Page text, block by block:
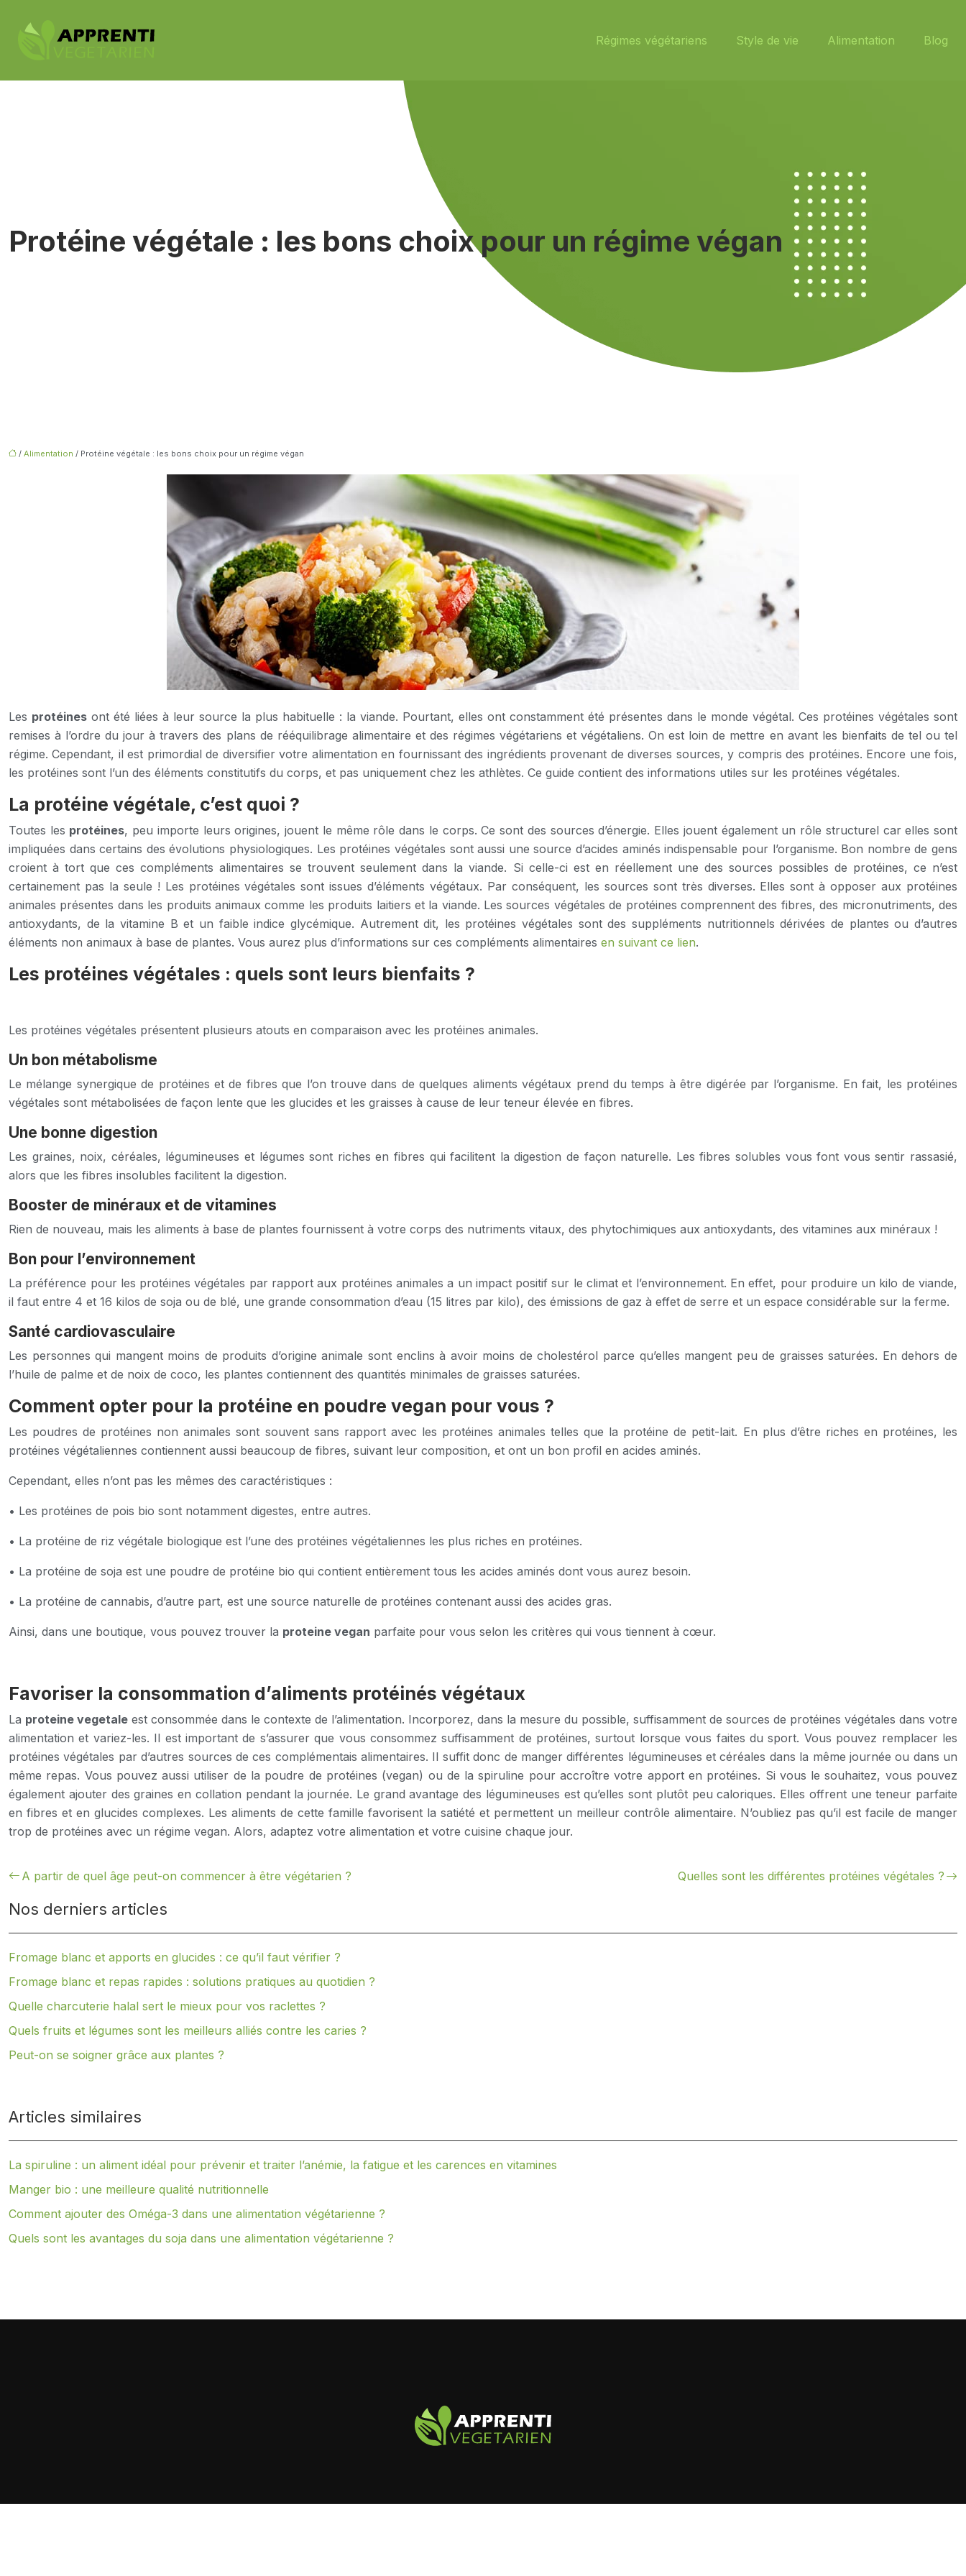
Régimes végétariens Style de vie Alimentation Blog
Protéine végétale : les bons choix pour un régime végan
/ Alimentation / Protéine végétale : les bons choix pour un régime végan
Les protéines ont été liées à leur source la plus habituelle : la viande. Pourtant, elles ont constamment été présentes dans le monde végétal. Ces protéines végétales sont
remises à l’ordre du jour à travers des plans de rééquilibrage alimentaire et des régimes végétariens et végétaliens. On est loin de mettre en avant les bienfaits de tel ou tel
régime. Cependant, il est primordial de diversifier votre alimentation en fournissant des ingrédients provenant de diverses sources, y compris des protéines. Encore une fois,
les protéines sont l’un des éléments constitutifs du corps, et pas uniquement chez les athlètes. Ce guide contient des informations utiles sur les protéines végétales.
La protéine végétale, c’est quoi ?
Toutes les protéines, peu importe leurs origines, jouent le même rôle dans le corps. Ce sont des sources d’énergie. Elles jouent également un rôle structurel car elles sont
impliquées dans certains des évolutions physiologiques. Les protéines végétales sont aussi une source d’acides aminés indispensable pour l’organisme. Bon nombre de gens
croient à tort que ces compléments alimentaires se trouvent seulement dans la viande. Si celle-ci est en réellement une des sources possibles de protéines, ce n’est
certainement pas la seule ! Les protéines végétales sont issues d’éléments végétaux. Par conséquent, les sources sont très diverses. Elles sont à opposer aux protéines
animales présentes dans les produits animaux comme les produits laitiers et la viande. Les sources végétales de protéines comprennent des fibres, des micronutriments, des
antioxydants, de la vitamine B et un faible indice glycémique. Autrement dit, les protéines végétales sont des suppléments nutritionnels dérivées de plantes ou d’autres
éléments non animaux à base de plantes. Vous aurez plus d’informations sur ces compléments alimentaires en suivant ce lien.
Les protéines végétales : quels sont leurs bienfaits ?
Les protéines végétales présentent plusieurs atouts en comparaison avec les protéines animales.
Un bon métabolisme
Le mélange synergique de protéines et de fibres que l’on trouve dans de quelques aliments végétaux prend du temps à être digérée par l’organisme. En fait, les protéines
végétales sont métabolisées de façon lente que les glucides et les graisses à cause de leur teneur élevée en fibres.
Une bonne digestion
Les graines, noix, céréales, légumineuses et légumes sont riches en fibres qui facilitent la digestion de façon naturelle. Les fibres solubles vous font vous sentir rassasié,
alors que les fibres insolubles facilitent la digestion.
Booster de minéraux et de vitamines
Rien de nouveau, mais les aliments à base de plantes fournissent à votre corps des nutriments vitaux, des phytochimiques aux antioxydants, des vitamines aux minéraux !
Bon pour l’environnement
La préférence pour les protéines végétales par rapport aux protéines animales a un impact positif sur le climat et l’environnement. En effet, pour produire un kilo de viande,
il faut entre 4 et 16 kilos de soja ou de blé, une grande consommation d’eau (15 litres par kilo), des émissions de gaz à effet de serre et un espace considérable sur la ferme.
Santé cardiovasculaire
Les personnes qui mangent moins de produits d’origine animale sont enclins à avoir moins de cholestérol parce qu’elles mangent peu de graisses saturées. En dehors de
l’huile de palme et de noix de coco, les plantes contiennent des quantités minimales de graisses saturées.
Comment opter pour la protéine en poudre vegan pour vous ?
Les poudres de protéines non animales sont souvent sans rapport avec les protéines animales telles que la protéine de petit-lait. En plus d’être riches en protéines, les
protéines végétaliennes contiennent aussi beaucoup de fibres, suivant leur composition, et ont un bon profil en acides aminés.
Cependant, elles n’ont pas les mêmes des caractéristiques :
• Les protéines de pois bio sont notamment digestes, entre autres.
• La protéine de riz végétale biologique est l’une des protéines végétaliennes les plus riches en protéines.
• La protéine de soja est une poudre de protéine bio qui contient entièrement tous les acides aminés dont vous aurez besoin.
• La protéine de cannabis, d’autre part, est une source naturelle de protéines contenant aussi des acides gras.
Ainsi, dans une boutique, vous pouvez trouver la proteine vegan parfaite pour vous selon les critères qui vous tiennent à cœur.
Favoriser la consommation d’aliments protéinés végétaux
La proteine vegetale est consommée dans le contexte de l’alimentation. Incorporez, dans la mesure du possible, suffisamment de sources de protéines végétales dans votre
alimentation et variez-les. Il est important de s’assurer que vous consommez suffisamment de protéines, surtout lorsque vous faites du sport. Vous pouvez remplacer les
protéines végétales par d’autres sources de ces complémentais alimentaires. Il suffit donc de manger différentes légumineuses et céréales dans la même journée ou dans un
même repas. Vous pouvez aussi utiliser de la poudre de protéines (vegan) ou de la spiruline pour accroître votre apport en protéines. Si vous le souhaitez, vous pouvez
également ajouter des graines en collation pendant la journée. Le grand avantage des légumineuses est qu’elles sont plutôt peu caloriques. Elles offrent une teneur parfaite
en fibres et en glucides complexes. Les aliments de cette famille favorisent la satiété et permettent un meilleur contrôle alimentaire. N’oubliez pas qu’il est facile de manger
trop de protéines avec un régime vegan. Alors, adaptez votre alimentation et votre cuisine chaque jour.
A partir de quel âge peut-on commencer à être végétarien ? Quelles sont les différentes protéines végétales ?
Nos derniers articles
Fromage blanc et apports en glucides : ce qu’il faut vérifier ?
Fromage blanc et repas rapides : solutions pratiques au quotidien ?
Quelle charcuterie halal sert le mieux pour vos raclettes ?
Quels fruits et légumes sont les meilleurs alliés contre les caries ?
Peut-on se soigner grâce aux plantes ?
Articles similaires
La spiruline : un aliment idéal pour prévenir et traiter l’anémie, la fatigue et les carences en vitamines
Manger bio : une meilleure qualité nutritionnelle
Comment ajouter des Oméga-3 dans une alimentation végétarienne ?
Quels sont les avantages du soja dans une alimentation végétarienne ?